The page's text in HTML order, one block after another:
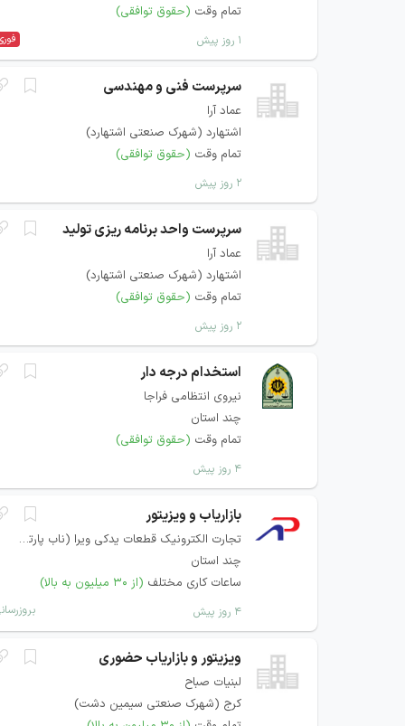
تمام وقت (حقوق توافقی)
۱ روز پیش
سرپرست فنی و مهندسی
عماد آرا
اشتهارد (شهرک صنعتی اشتهارد)
تمام وقت (حقوق توافقی)
۲ روز پیش
سرپرست واحد برنامه ریزی تولید
عماد آرا
اشتهارد (شهرک صنعتی اشتهارد)
تمام وقت (حقوق توافقی)
۲ روز پیش
استخدام درجه دار
نیروی انتظامی فراجا
چند استان
تمام وقت (حقوق توافقی)
۴ روز پیش
بازاریاب و ویزیتور
تجارت الکترونیک قطعات یدکی ویرا (ناب پارتس)
چند استان
ساعات کاری مختلف (از ۳۰ میلیون به بالا)
۴ روز پیش
ویزیتور و بازاریاب حضوری
لبنیات صباح
کرج (شهرک صنعتی سیمین دشت)